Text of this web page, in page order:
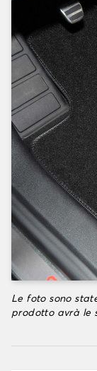
Le foto sono
prodotto avrà le